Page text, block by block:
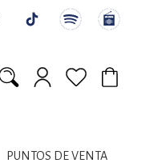
PUNTOS DE VENTA